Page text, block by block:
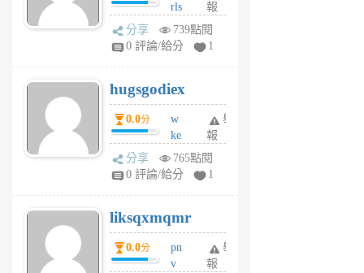
前
rls
k
m
6
個
月
前
報
分享
739點閱
0 評論/給分
1
hugsgodiex
0.0分
w
ke
rv
pj
6
個
月
前
舉
報
分享
765點閱
0 評論/給分
1
liksqxmqmr
0.0分
pn
v
舉
報